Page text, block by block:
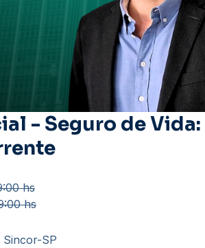
- Seguro de
hs
hs
Sincor-SP